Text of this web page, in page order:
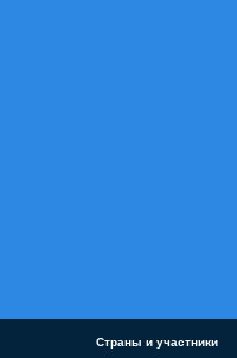
Страны и участники